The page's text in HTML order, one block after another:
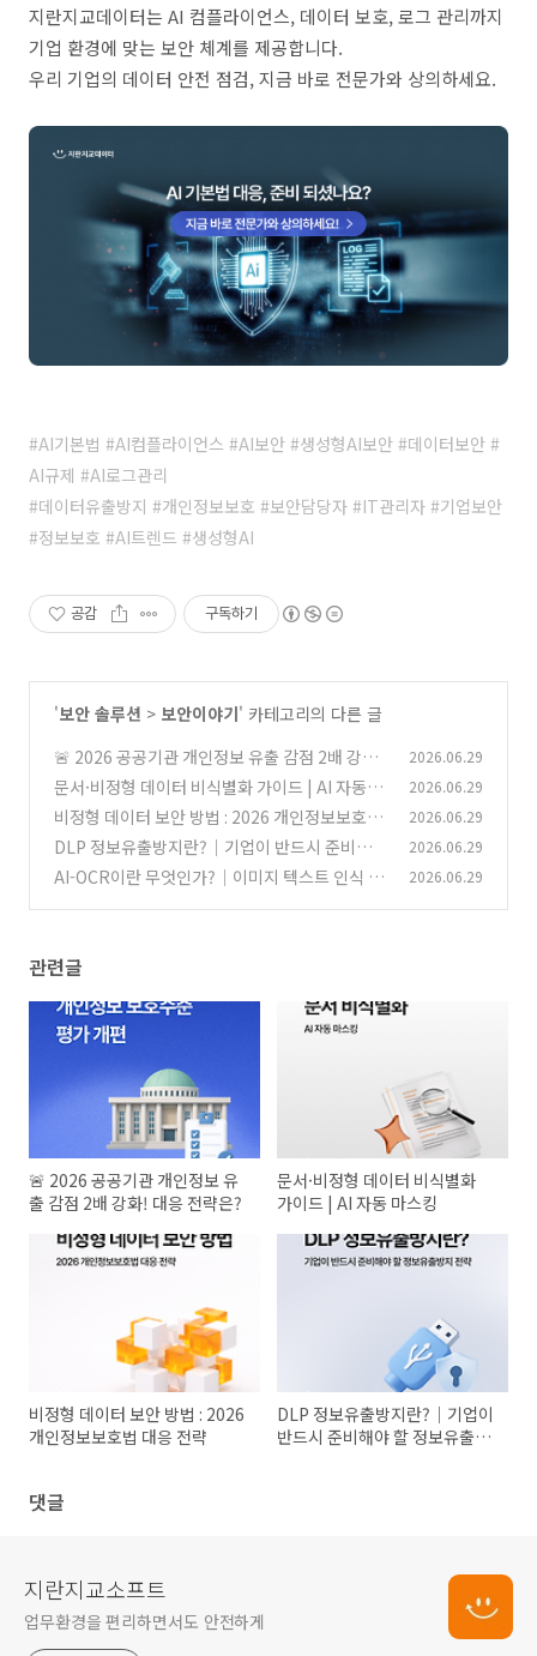
지란지교데이터는 AI 컴플라이언스, 데이터 보호, 로그 관리까지
기업 환경에 맞는 보안 체계를 제공합니다.
우리 기업의 데이터 안전 점검, 지금 바로 전문가와 상의하세요.
#AI기본법 #AI컴플라이언스 #AI보안 #생성형AI보안 #데이터보안 #
AI규제 #AI로그관리
#데이터유출방지 #개인정보보호 #보안담당자 #IT관리자 #기업보안
#정보보호 #AI트렌드 #생성형AI
공감 구독하기
'보안 솔루션 > 보안이야기' 카테고리의 다른 글
🚨 2026 공공기관 개인정보 유출 감점 2배 강화!
대응 전략은?
(0)
2026.06.29
문서·비정형 데이터 비식별화 가이드 | AI 자동
마스킹
(0)
2026.06.29
비정형 데이터 보안 방법 : 2026 개인정보보호법
대응 전략
(0)
2026.06.29
DLP 정보유출방지란?｜기업이 반드시 준비해야
할 정보유출방지 전략 (0)
2026.06.29
AI-OCR이란 무엇인가?｜이미지 텍스트 인식 기
2026.06.29
관련글
🚨 2026 공공기관 개인정보 유
출 감점 2배 강화! 대응 전략은?
문서·비정형 데이터 비식별화
가이드 | AI 자동 마스킹
비정형 데이터 보안 방법 : 2026
개인정보보호법 대응 전략
DLP 정보유출방지란?｜기업이
반드시 준비해야 할 정보유출방
댓글
지란지교소프트
업무환경을 편리하면서도 안전하게